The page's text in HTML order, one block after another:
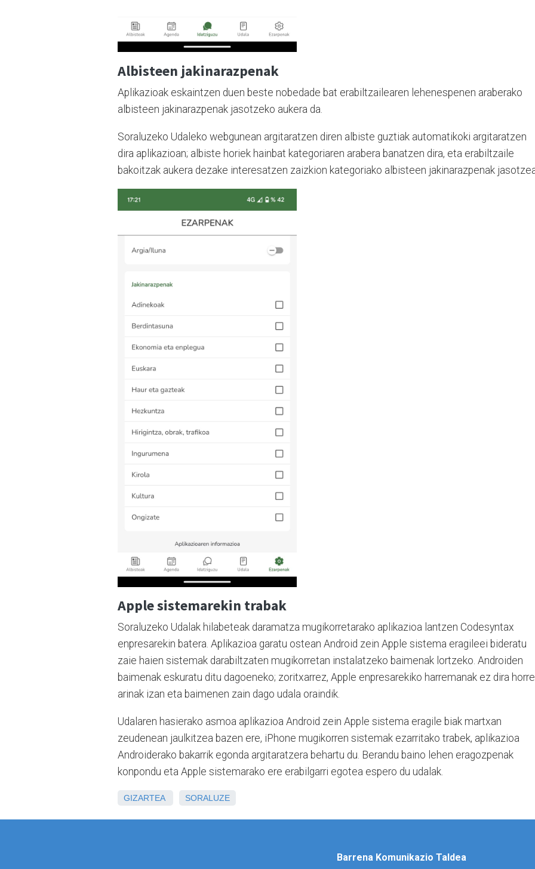
Albisteen jakinarazpenak
Aplikazioak eskaintzen duen beste nobedade bat erabiltzailearen lehenespenen araberako
albisteen jakinarazpenak jasotzeko aukera da.
Soraluzeko Udaleko webgunean argitaratzen diren albiste guztiak automatikoki argitaratzen
dira aplikazioan; albiste horiek hainbat kategoriaren arabera banatzen dira, eta erabiltzaile
bakoitzak aukera dezake interesatzen zaizkion kategoriako albisteen jakinarazpenak
Apple sistemarekin trabak
Soraluzeko Udalak hilabeteak daramatza mugikorretarako aplikazioa lantzen Codesyntax
enpresarekin batera. Aplikazioa garatu ostean Android zein Apple sistema eragileei bideratu
zaie haien sistemak darabiltzaten mugikorretan instalatzeko baimenak lortzeko. Androiden
baimenak eskuratu ditu dagoeneko; zoritxarrez, Apple enpresarekiko harremanak ez dira
arinak izan eta baimenen zain dago udala oraindik.
Udalaren hasierako asmoa aplikazioa Android zein Apple sistema eragile biak martxan
zeudenean jaulkitzea bazen ere, iPhone mugikorren sistemak ezarritako trabek, aplikazioa
Androiderako bakarrik egonda argitaratzera behartu du. Berandu baino lehen eragozpenak
konpondu eta Apple sistemarako ere erabilgarri egotea espero du udalak.
GIZARTEA SORALUZE
Barrena Komunikazio Taldea